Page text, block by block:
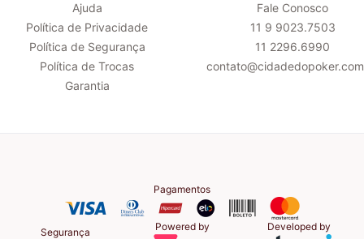
Ajuda
Política de Privacidade
Política de Segurança
Política de Trocas
Garantia
Fale Conosco
11 9 9023.7503
11 2296.6990
Pagamentos
Segurança Powered by Developed by